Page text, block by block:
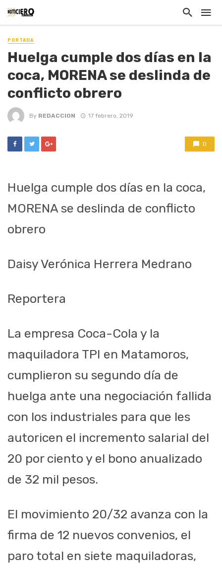
PORTADA
Huelga cumple dos días en la
coca, MORENA se deslinda de
conflicto obrero
By REDACCION 17 febrero, 2019
0
Huelga cumple dos días en la coca,
MORENA se deslinda de conflicto
obrero
Daisy Verónica Herrera Medrano
Reportera
La empresa Coca-Cola y la
maquiladora TPI en Matamoros,
cumplieron su segundo día de
huelga ante una negociación fallida
con los industriales para que les
autoricen el incremento salarial del
20 por ciento y el bono anualizado
de 32 mil pesos.
El movimiento 20/32 avanza con la
firma de 12 nuevos convenios, el
paro total en siete maquiladoras,